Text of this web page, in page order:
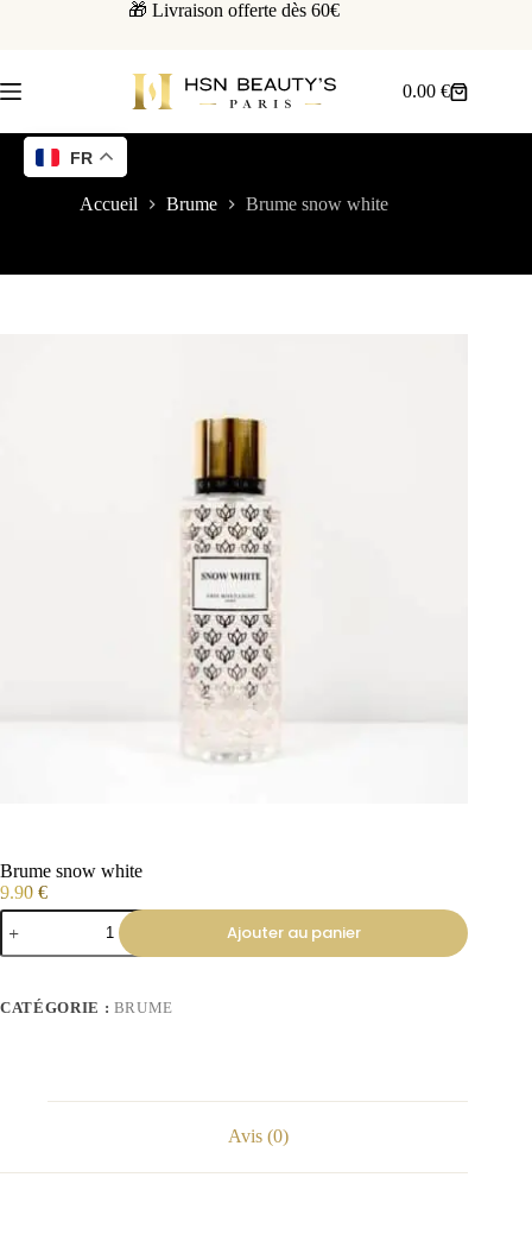
🎁 Livraison offerte dès 60€
0.00€
Accueil Brume Brume snow white
Brume snow white
9.90 €
Ajouter au panier
CATÉGORIE : BRUME
Avis (0)
FR